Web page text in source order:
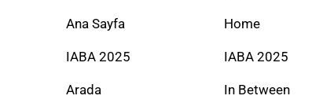
Ana Sayfa
IABA 2025
Arada
Home
IABA 2025
In Between